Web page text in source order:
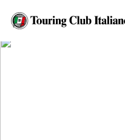
HOME
ZAMEK LESZCZYŃSKICH